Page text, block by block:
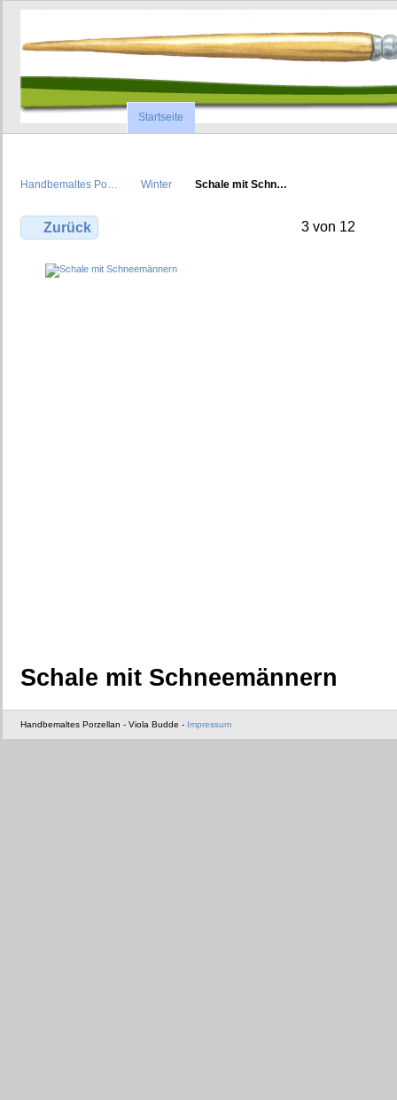
Startseite
Handbemaltes Po… Winter Schale mit Schn…
Zurück 3 von 12
Schale mit Schneemännern
Handbemaltes Porzellan - Viola Budde - Impressum